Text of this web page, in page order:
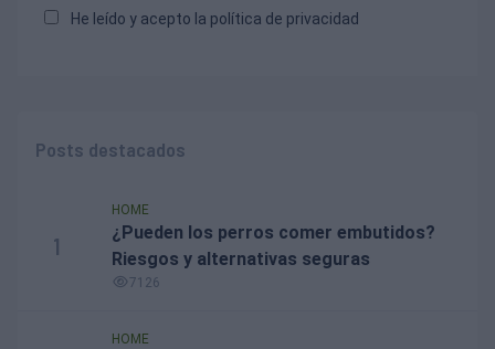
He leído y acepto la política de privacidad
Posts destacados
1
HOME
¿Pueden los perros comer embutidos?
Riesgos y alternativas seguras
7126
HOME